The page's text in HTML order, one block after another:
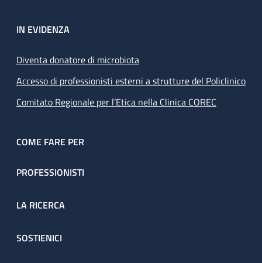
IN EVIDENZA
Diventa donatore di microbiota
Accesso di professionisti esterni a strutture del Policlinico
Comitato Regionale per l’Etica nella Clinica COREC
COME FARE PER
PROFESSIONISTI
LA RICERCA
SOSTIENICI